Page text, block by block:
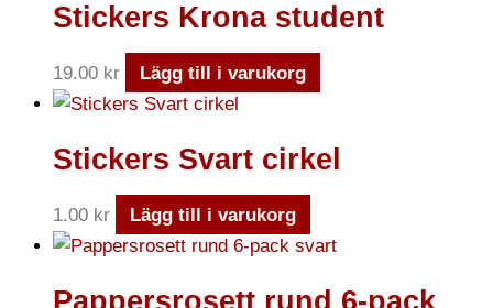
Stickers Krona student
19.00 kr Lägg till i varukorg
Stickers Svart cirkel
1.00 kr Lägg till i varukorg